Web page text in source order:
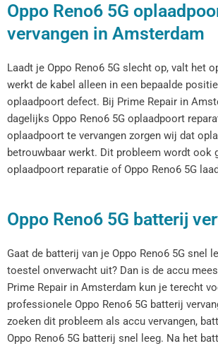
Oppo Reno6 5G
vervangen in Amsterdam
Laadt je Oppo Reno6 5G slecht op, valt het
werkt de kabel alleen in een bepaalde
oplaadpoort defect. Bij Prime Repair in
dagelijks Oppo Reno6 5G oplaadpoort
oplaadpoort te vervangen zorgen wij dat
betrouwbaar werkt. Dit probleem wordt ook
oplaadpoort reparatie of Oppo Reno6 5G
Oppo Reno6 5G batterij
Gaat de batterij van je Oppo Reno6 5G snel
toestel onverwacht uit? Dan is de accu
Prime Repair in Amsterdam kun je terecht
professionele Oppo Reno6 5G batterij
zoeken dit probleem als accu vervangen,
Oppo Reno6 5G batterij snel leeg. Na het